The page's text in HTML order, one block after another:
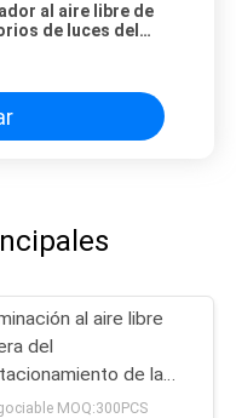
al aire libre de
de luces del
al aire libre
del
de la
impermeable de
MOQ:300PCS